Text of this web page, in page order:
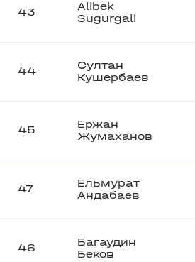
43
Alibek
Sugurgali
44
Султан
Кушербаев
45
Ержан
Жумаханов
47
Ельмурат
Андабаев
46
Багаудин
Беков